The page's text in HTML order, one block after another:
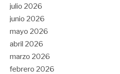
julio 2026
junio 2026
mayo 2026
abril 2026
marzo 2026
febrero 2026